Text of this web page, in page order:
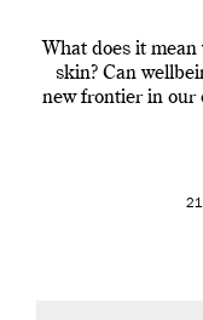
What does it
skin? Can
new frontier in our